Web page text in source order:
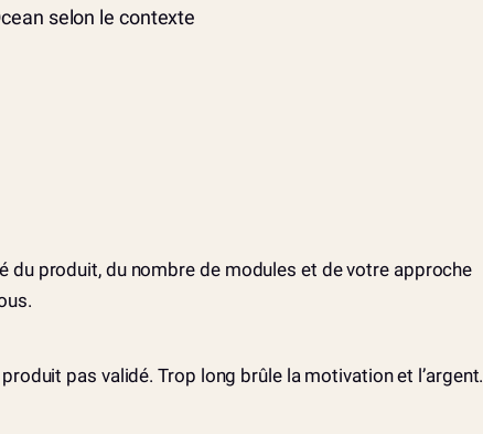
selon le contexte
du produit, du nombre de modules et de votre approche
pas validé. Trop long brûle la motivation et l’argent.